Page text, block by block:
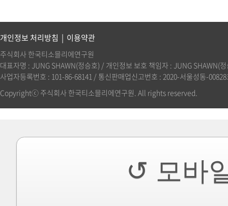
개인정보 처리방침 | 이용약관
주식회사 한국티소믈리에연구원
대표자명 : JUNG SHAWN(정승호) / 개인정보 보호 책임자 : JUNG
사업자등록번호 : 101-86-68141 / 통신판매업신고번호 : 2020-서울성동-
Copyrightⓒ 주식회사 한국티소믈리에연구원. All rights reserved.
↺ 모바